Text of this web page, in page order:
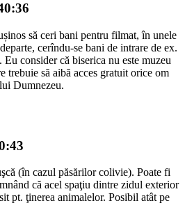
să ceri bani pentru filmat, în unele
cerîndu-se bani de intrare de ex.
Eu consider că biserica nu este muzeu
trebuie să aibă acces gratuit orice om
Dumnezeu.
(în cazul păsărilor colivie). Poate fi
că acel spaţiu dintre zidul exterior
pt. ţinerea animalelor. Posibil atât pe